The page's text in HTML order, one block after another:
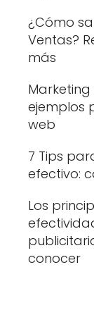
¿Cómo
Ventas?
más
ejemplos
web
7 Tips
efectivo:
Los
conocer